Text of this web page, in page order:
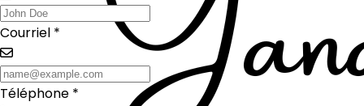
Courriel *
Téléphone *